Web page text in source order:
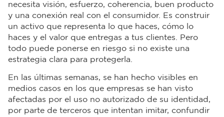
necesita visión, esfuerzo, coherencia, buen producto
y una conexión real con el consumidor. Es construir
un activo que representa lo que haces, cómo lo
haces y el valor que entregas a tus clientes. Pero
todo puede ponerse en riesgo si no existe una
estrategia clara para protegerla.
En las últimas semanas, se han hecho visibles en
medios casos en los que empresas se han visto
afectadas por el uso no autorizado de su identidad,
por parte de terceros que intentan imitar, confundir